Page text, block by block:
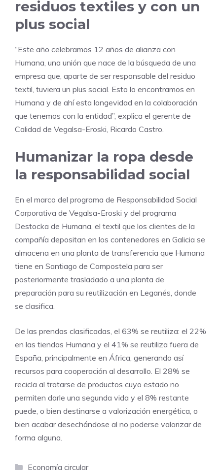
residuos textiles y con un
plus social
“Este año celebramos 12 años de alianza con
Humana, una unión que nace de la búsqueda de una
empresa que, aparte de ser responsable del residuo
textil, tuviera un plus social. Esto lo encontramos en
Humana y de ahí esta longevidad en la colaboración
que tenemos con la entidad”, explica el gerente de
Calidad de Vegalsa-Eroski, Ricardo Castro.
Humanizar la ropa desde
la responsabilidad social
En el marco del programa de Responsabilidad Social
Corporativa de Vegalsa-Eroski y del programa
Destocka de Humana, el textil que los clientes de la
compañía depositan en los contenedores en Galicia se
almacena en una planta de transferencia que Humana
tiene en Santiago de Compostela para ser
posteriormente trasladado a una planta de
preparación para su reutilización en Leganés, donde
se clasifica.
De las prendas clasificadas, el 63% se reutiliza: el 22%
en las tiendas Humana y el 41% se reutiliza fuera de
España, principalmente en África, generando así
recursos para cooperación al desarrollo. El 28% se
recicla al tratarse de productos cuyo estado no
permiten darle una segunda vida y el 8% restante
puede, o bien destinarse a valorización energética, o
bien acabar desechándose al no poderse valorizar de
forma alguna.
Categorías
Economía circular